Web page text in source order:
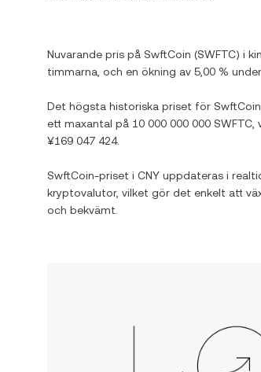
Nuvarande pris på SwftCoin (SWFTC) i
timmarna, och en ökning av 5,00 %
Det högsta historiska priset för SwftCoin
ett maxantal på 10 000 000 000 SWFTC
¥169 047 424.
SwftCoin-priset i CNY uppdateras i
kryptovalutor, vilket gör det enkelt att
och bekvämt.